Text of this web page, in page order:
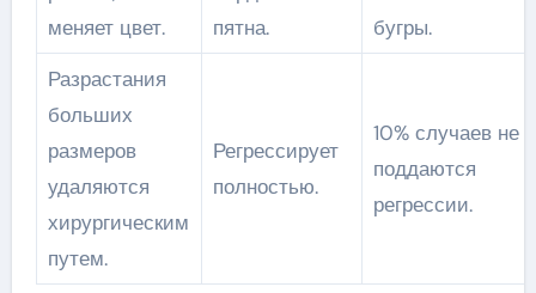
меняет цвет.
пятна.
бугры.
Разрастания
больших
размеров
удаляются
хирургическим
путем.
Регрессирует
полностью.
10% случаев не
поддаются
регрессии.